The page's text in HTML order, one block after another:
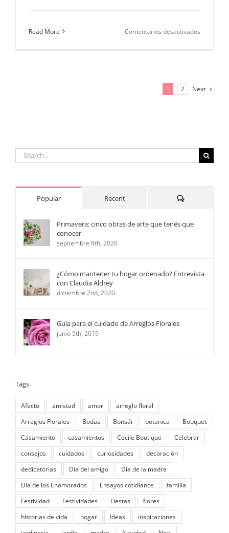
Read More Comentarios desactivados
1 2 Next
Search
for:
Popular Recent Comments
Primavera: cinco obras de arte que tenés que
conocer
septiembre 8th, 2020
¿Cómo mantener tu hogar ordenado? Entrevista
con Claudia Aldrey
diciembre 2nd, 2020
Guía para el cuidado de Arreglos Florales
junio 5th, 2019
Tags
Afecto amistad amor
arreglo floral
Arreglos Florales
Bodas Bonsái botanica
Bouquet
Casamiento
casamientos Cecile Boutique
Celebrar
consejos
cuidados curiosidades
decoración
dedicatorias
Dia del amigo
Día de la madre
Día de los Enamorados
Ensayos cotidianos
familia
Festividad
Festividades Fiestas
flores
historias de vida
hogar Ideas
inspiraciones